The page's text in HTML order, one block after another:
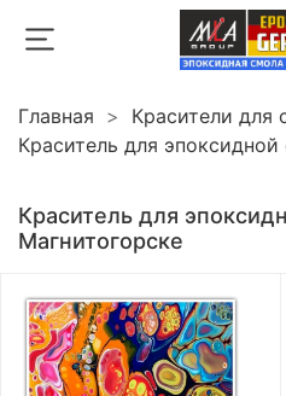
Главная
Красители для
Краситель для
Краситель для
Магнитогорске